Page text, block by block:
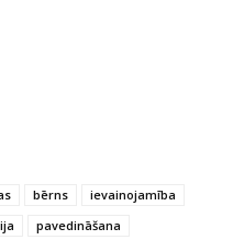
bērns
ievainojamība
pavedināšana